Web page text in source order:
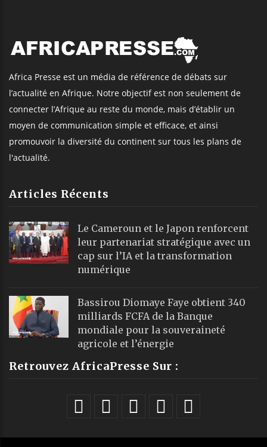
Africa Presse est un média de référence de débats sur
l’actualité en Afrique. Notre objectif est non seulement de
connecter l’Afrique au reste du monde, mais d’établir un
moyen de communication simple et efficace, et ainsi
promouvoir la diversité du continent sur tous les plans de
l'actualité.
Articles Récents
Le Cameroun et le Japon renforcent
leur partenariat stratégique avec un
cap sur l’IA et la transformation
numérique
Bassirou Diomaye Faye obtient 340
milliards FCFA de la Banque
mondiale pour la souveraineté
agricole et l’énergie
Retrouvez AfricaPresse Sur :